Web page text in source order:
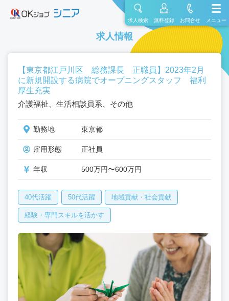
求人検索 無料登録 お問合せ メニュー
求人情報
【東京都江戸川区 総務課長 正職員】2023年2月
に新規開設する病院でオープニングスタッフ 福利
厚生充実
介護福祉、生活相談員系、その他
勤務地 東京都
雇用形態 正社員
年収 500万円〜600万円
40代活躍 50代活躍 地域貢献・社会貢献
経験・専門スキルを活かす